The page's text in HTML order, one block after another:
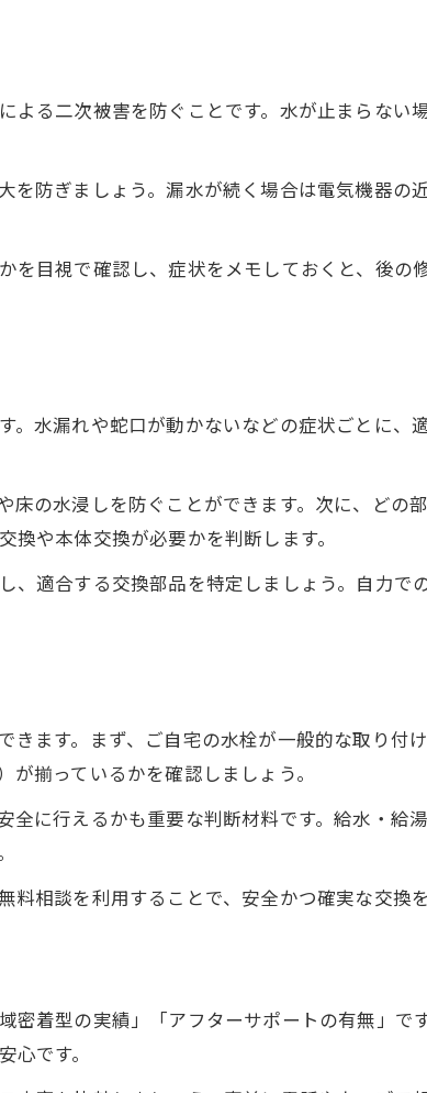
ある疑問と解決方法
断基準を徹底解説
る主なタイミングとは
いためのポイント整理
安心の小田原生活
スピードと相談のしやすさ
き安心サポート体制
もりの確認ポイント
換のヒント紹介
の快適さを向上させる方法
おきたい最新トレンド
にする実践的な工夫
る二次被害を防ぐことです。水が止まらない
防ぎましょう。漏水が続く場合は電気機器の
目視で確認し、症状をメモしておくと、後の
水漏れや蛇口が動かないなどの症状ごとに、
の水浸しを防ぐことができます。次に、どの
や本体交換が必要かを判断します。
適合する交換部品を特定しましょう。自力で
ます。まず、ご自宅の水栓が一般的な取り付
揃っているかを確認しましょう。
に行えるかも重要な判断材料です。給水・給
相談を利用することで、安全かつ確実な交換
着型の実績」「アフターサポートの有無」で
心です。
せはこちら
せはこちら